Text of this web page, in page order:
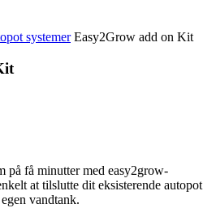
systemer Easy2Grow add on Kit
kr.
på få minutter med easy2grow-
at tilslutte dit eksisterende autopot
vandtank.